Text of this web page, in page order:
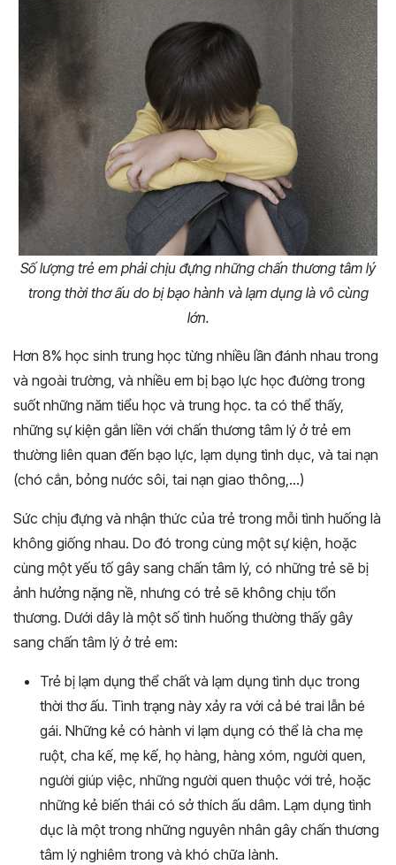
Số lượng trẻ em phải chịu đựng những chấn thương tâm lý
trong thời thơ ấu do bị bạo hành và lạm dụng là vô cùng
lớn.
Hơn 8% học sinh trung học từng nhiều lần đánh nhau trong
và ngoài trường, và nhiều em bị bạo lực học đường trong
suốt những năm tiểu học và trung học. ta có thể thấy,
những sự kiện gắn liền với chấn thương tâm lý ở trẻ em
thường liên quan đến bạo lực, lạm dụng tình dục, và tai nạn
(chó cắn, bỏng nước sôi, tai nạn giao thông,…)
Sức chịu đựng và nhận thức của trẻ trong mỗi tình huống là
không giống nhau. Do đó trong cùng một sự kiện, hoặc
cùng một yếu tố gây sang chấn tâm lý, có những trẻ sẽ bị
ảnh hưởng nặng nề, nhưng có trẻ sẽ không chịu tổn
thương. Dưới dây là một số tình huống thường thấy gây
sang chấn tâm lý ở trẻ em:
Trẻ bị lạm dụng thể chất và lạm dụng tình dục trong
thời thơ ấu. Tình trạng này xảy ra với cả bé trai lẫn bé
gái. Những kẻ có hành vi lạm dụng có thể là cha mẹ
ruột, cha kế, mẹ kế, họ hàng, hàng xóm, người quen,
người giúp việc, những người quen thuộc với trẻ, hoặc
những kẻ biến thái có sở thích ấu dâm. Lạm dụng tình
dục là một trong những nguyên nhân gây chấn thương
tâm lý nghiêm trong và khó chữa lành.